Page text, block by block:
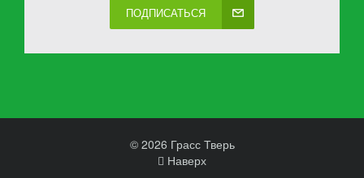
ПОДПИСАТЬСЯ
© 2026 Грасс Тверь
Наверх